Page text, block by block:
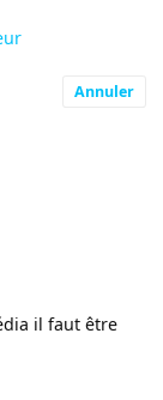
Annuler
il faut être